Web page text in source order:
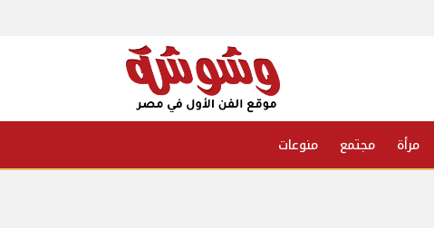
مرأة مجتمع منوعات